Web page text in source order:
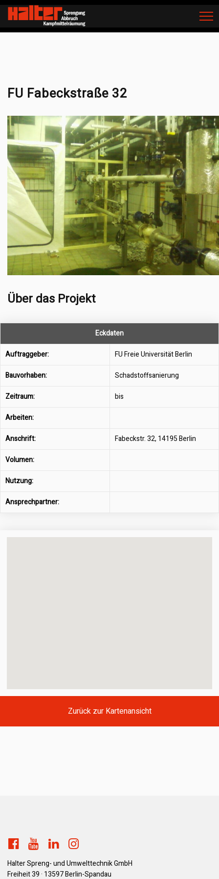
Home Schadstoffsanierung
FU Fabeckstraße 32
Über das Projekt
Eckdaten
Auftraggeber: FU Freie Universität Berlin
Bauvorhaben: Schadstoffsanierung
Zeitraum: bis
Arbeiten:
Anschrift: Fabeckstr. 32, 14195 Berlin
Volumen:
Nutzung:
Ansprechpartner:
Zurück zur Kartenansicht
Halter Spreng- und Umwelttechnik GmbH
Freiheit 39 · 13597 Berlin-Spandau